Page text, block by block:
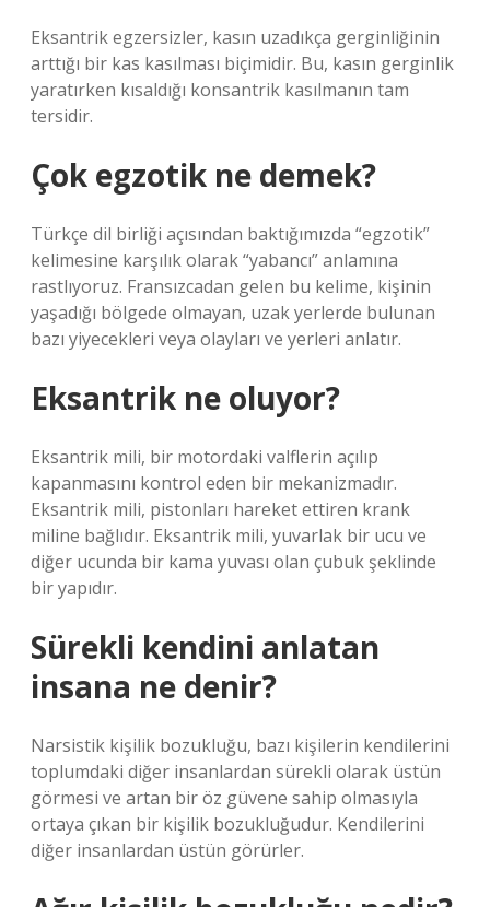
Eksantrik egzersizler, kasın uzadıkça gerginliğinin
arttığı bir kas kasılması biçimidir. Bu, kasın gerginlik
yaratırken kısaldığı konsantrik kasılmanın tam
tersidir.
Çok egzotik ne demek?
Türkçe dil birliği açısından baktığımızda “egzotik”
kelimesine karşılık olarak “yabancı” anlamına
rastlıyoruz. Fransızcadan gelen bu kelime, kişinin
yaşadığı bölgede olmayan, uzak yerlerde bulunan
bazı yiyecekleri veya olayları ve yerleri anlatır.
Eksantrik ne oluyor?
Eksantrik mili, bir motordaki valflerin açılıp
kapanmasını kontrol eden bir mekanizmadır.
Eksantrik mili, pistonları hareket ettiren krank
miline bağlıdır. Eksantrik mili, yuvarlak bir ucu ve
diğer ucunda bir kama yuvası olan çubuk şeklinde
bir yapıdır.
Sürekli kendini anlatan
insana ne denir?
Narsistik kişilik bozukluğu, bazı kişilerin kendilerini
toplumdaki diğer insanlardan sürekli olarak üstün
görmesi ve artan bir öz güvene sahip olmasıyla
ortaya çıkan bir kişilik bozukluğudur. Kendilerini
diğer insanlardan üstün görürler.